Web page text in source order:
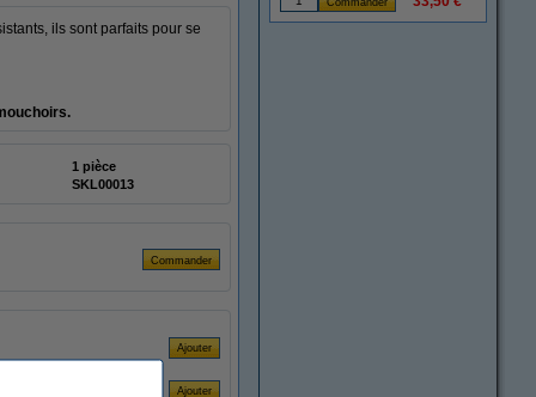
ils sont parfaits pour se
1 pièce
SKL00013